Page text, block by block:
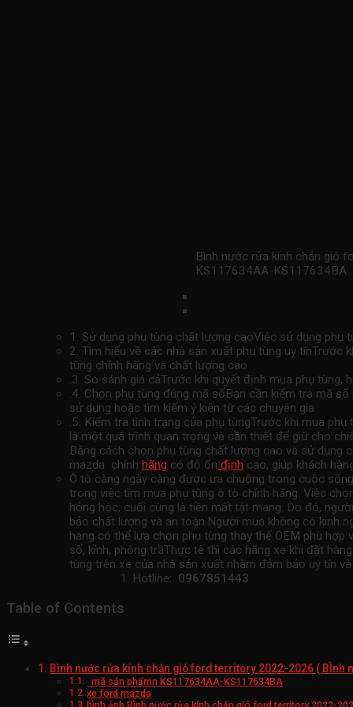
Bình nước rửa kính chắn
KS117634AA-KS117634BA
1. Sử dụng phụ tùng chất lượng caoViệc sử dụng
2. Tìm hiểu về các nhà sản xuất phụ tùng uy tínTrước
tùng chính hãng và chất lượng cao
.3. So sánh giá cảTrước khi quyết định mua phụ tùng,
.4. Chọn phụ tùng đúng mã sốBạn cần kiểm tra mã
sử dụng hoặc tìm kiếm ý kiến ​​từ các chuyên gia
.5. Kiểm tra tình trạng của phụ tùngTrước khi mua
là một quá trình quan trọng và cần thiết để giữ cho
Bằng cách chọn phụ tùng chất lượng cao và sử dụng
mazda chính hãng có độ ổn định cao, giúp khách
Ô tô càng ngày càng được ưa chuộng trong cuộc
trong việc tìm mua phụ tùng ô tô chính hãng. Việc
hỏng hóc, cuối cùng là tiền mất tật mang. Do đó,
bảo chất lượng và an toàn.Người mua không có kinh
hang có thể lựa chọn phụ tùng thay thế OEM phù
số, kính, phông trầThực tế thì các hãng xe khi đặt
tùng trên xe của nhà sản xuất nhằm đảm bảo uy tín
Hotline: 0967851443
Table of Contents
Bình nước rửa kính chắn gió ford territory 2022-2026 (
mã sản phẩmn KS117634AA-KS117634BA
xe ford mazda